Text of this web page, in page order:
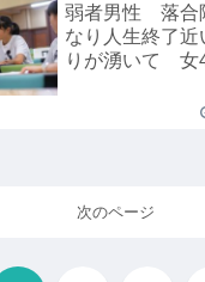
弱者男性 落合
なり人生終了
りが湧いて 女
次のページ